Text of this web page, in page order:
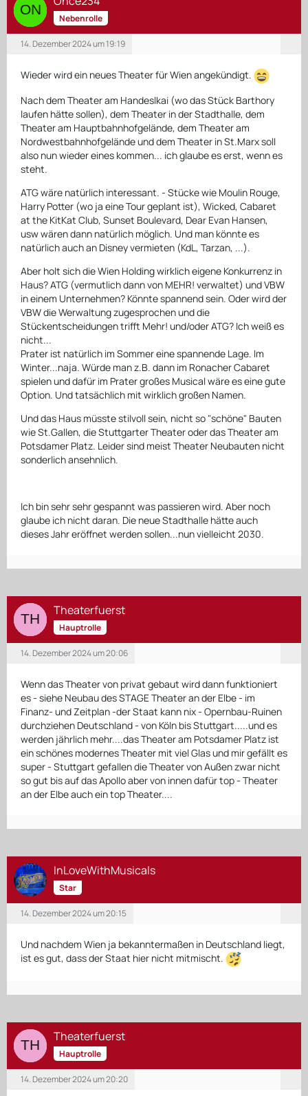
Nebenrolle
14. Dezember 2024 um 19:19
Wieder wird ein neues Theater für Wien angekündigt.
Nach dem Theater am Handeslkai (wo das Stück Barthory
laufen hätte sollen), dem Theater in der Stadthalle, dem
Theater am Hauptbahnhofgelände, dem Theater am
Nordwestbahnhofgelände und dem Theater in St.Marx soll
also nun wieder eines kommen... ich glaube es erst, wenn es
steht.
ATG wäre natürlich interessant. - Stücke wie Moulin Rouge,
Harry Potter (wo ja eine Tour geplant ist), Wicked, Cabaret
at the KitKat Club, Sunset Boulevard, Dear Evan Hansen,
usw wären dann natürlich möglich. Und man könnte es
natürlich auch an Disney vermieten (KdL, Tarzan, ...).
Aber holt sich die Wien Holding wirklich eigene Konkurrenz in
Haus? ATG (vermutlich dann von MEHR! verwaltet) und VBW
in einem Unternehmen? Könnte spannend sein. Oder wird der
VBW die Werwaltung zugesprochen und die
Stückentscheidungen trifft Mehr! und/oder ATG? Ich weiß es
nicht...
Prater ist natürlich im Sommer eine spannende Lage. Im
Winter...naja. Würde man z.B. dann im Ronacher Cabaret
spielen und dafür im Prater großes Musical wäre es eine gute
Option. Und tatsächlich mit wirklich großen Namen.
Und das Haus müsste stilvoll sein, nicht so "schöne" Bauten
wie St.Gallen, die Stuttgarter Theater oder das Theater am
Potsdamer Platz. Leider sind meist Theater Neubauten nicht
sonderlich ansehnlich.
Ich bin sehr sehr gespannt was passieren wird. Aber noch
glaube ich nicht daran. Die neue Stadthalle hätte auch
dieses Jahr eröffnet werden sollen...nun vielleicht 2030.
Theaterfuerst
Hauptrolle
14. Dezember 2024 um 20:06
Wenn das Theater von privat gebaut wird dann funktioniert
es - siehe Neubau des STAGE Theater an der Elbe - im
Finanz- und Zeitplan -der Staat kann nix - Opernbau-Ruinen
durchziehen Deutschland - von Köln bis Stuttgart.....und es
werden jährlich mehr....das Theater am Potsdamer Platz ist
ein schönes modernes Theater mit viel Glas und mir gefällt es
super - Stuttgart gefallen die Theater von Außen zwar nicht
so gut bis auf das Apollo aber von innen dafür top - Theater
an der Elbe auch ein top Theater....
InLoveWithMusicals
Star
14. Dezember 2024 um 20:15
Und nachdem Wien ja bekanntermaßen in Deutschland liegt,
ist es gut, dass der Staat hier nicht mitmischt.
Theaterfuerst
Hauptrolle
14. Dezember 2024 um 20:20